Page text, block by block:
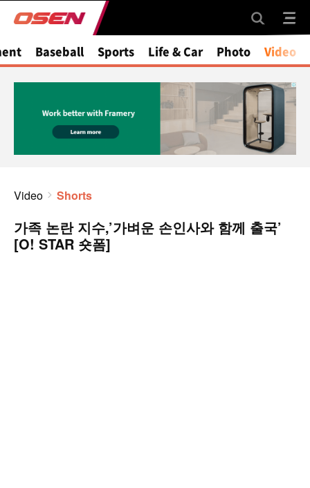
Baseball Sports Life & Car Photo Video
Video Shorts
가족 논란 지수,’가벼운 손인사와 함께 출국’
[O! STAR 숏폼]